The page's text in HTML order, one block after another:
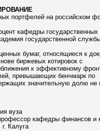
портфелей на российском
кафедры государственных
государственной
бумаг, относящиеся к
биржевых котировок с
к эффективному
превышающих бенчмарк по
значительную долю
вуза
кафедры финансов и
Калуга